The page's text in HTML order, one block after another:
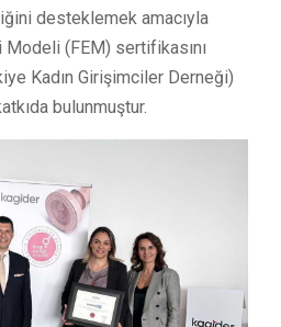
desteklemek amacıyla
Modeli (FEM) sertifikasını
Kadın Girişimciler Derneği)
bulunmuştur.